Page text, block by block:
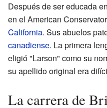
Después de ser educada
en el American
California. Sus abuelos
canadiense. La primera
eligió "Larson" como su
su apellido original era
La carrera de